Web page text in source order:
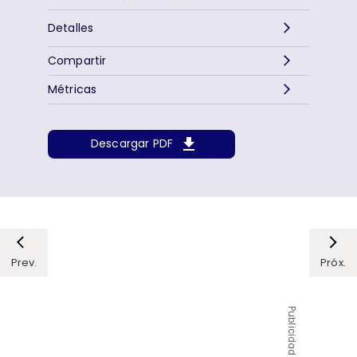
Detalles
Descargar PDF
Métricas
Compartir
Prev. Próx.
Publicidad